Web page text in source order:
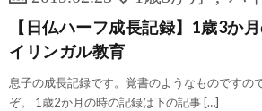
【日仏ハーフ成長記録】1歳3か
イリンガル教育
息子の成長記録です。覚書のようなものですの
ぞ。 1歳2か月の時の記録は下の記事 […]